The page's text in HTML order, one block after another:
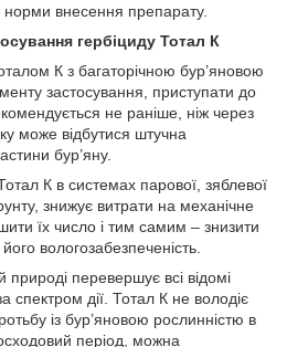
норми внесення препарату.
гербіциду Тотал К
К з багаторічною бур’яновою
застосування, приступати до
не раніше, ніж через
може відбутися штучна
бур’яну.
К в системах парової, зяблевої
знижує витрати на механічне
їх число і тим самим – знизити
вологозабезпеченість.
природі перевершує всі відомі
спектром дії. Тотал К не володіє
із бур’яновою рослинністю в
період, можна